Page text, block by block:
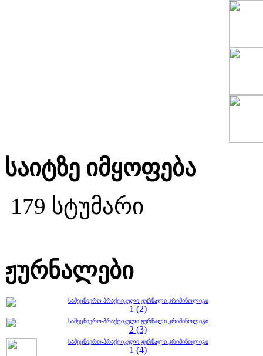
საიტზე იმყოფება
179 სტუმარი
ჟურნალები
სამეცნიერო-პრაქტიკული ჟურნალი კრიმინოლიგი
1 (2)
სამეცნიერო-პრაქტიკული ჟურნალი კრიმინოლიგი
2 (3)
სამეცნიერო-პრაქტიკული ჟურნალი კრიმინოლიგი
1 (4)